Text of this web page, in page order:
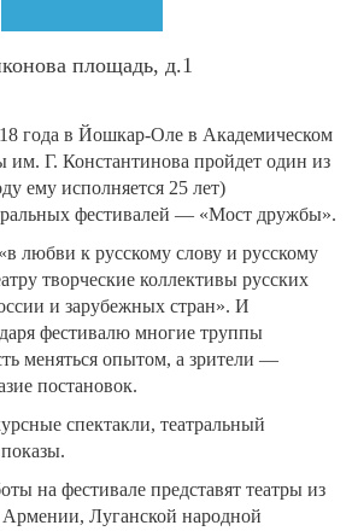
площадь, д.1
года в Йошкар-Оле в Академическом
им. Г. Константинова пройдет один из
ему исполняется 25 лет)
фестивалей — «Мост дружбы».
любви к русскому слову и русскому
творческие коллективы русских
и зарубежных стран». И
фестивалю многие труппы
меняться опытом, а зрители —
постановок.
спектакли, театральный
на фестивале представят театры из
Луганской народной